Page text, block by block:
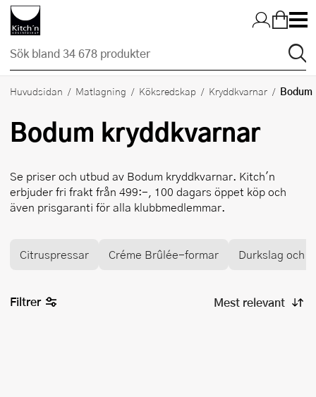
Hopp till huvudinnehållet
Huvudsidan Matlagning Köksredskap Kryddkvarnar Bodum
Bodum kryddkvarnar
Se priser och utbud av Bodum kryddkvarnar. Kitch'n
erbjuder fri frakt från 499:-, 100 dagars öppet köp och
även prisgaranti för alla klubbmedlemmar.
Citruspressar Créme Brûlée-formar Durkslag och
Filtrer